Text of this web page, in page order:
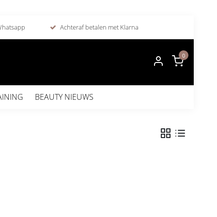
Achteraf betalen met Klarna
0
BEAUTY NIEUWS